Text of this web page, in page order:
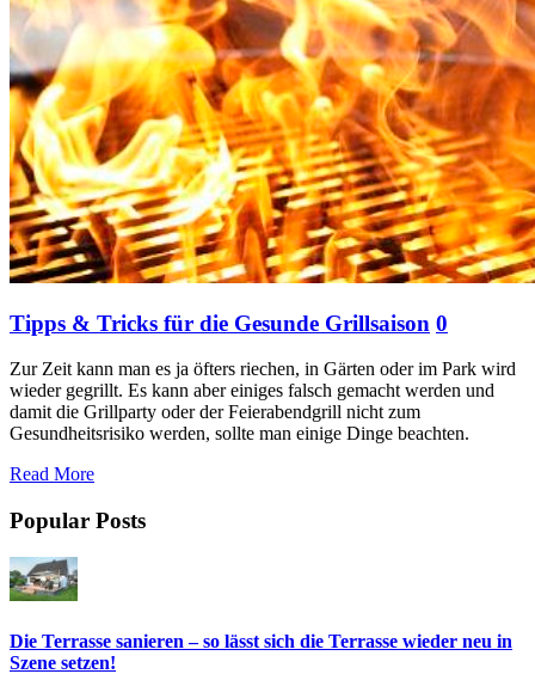
Tipps & Tricks für die Gesunde Grillsaison 0
Zur Zeit kann man es ja öfters riechen, in Gärten oder im Park wird
wieder gegrillt. Es kann aber einiges falsch gemacht werden und
damit die Grillparty oder der Feierabendgrill nicht zum
Gesundheitsrisiko werden, sollte man einige Dinge beachten.
Read More
Popular Posts
Die Terrasse sanieren – so lässt sich die Terrasse wieder neu in
Szene setzen!